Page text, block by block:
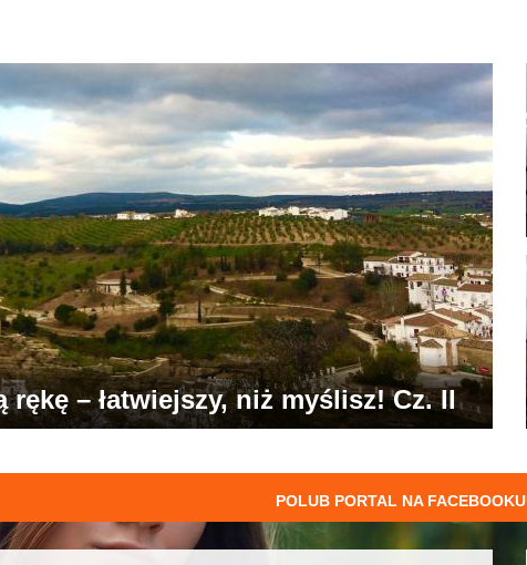
rękę – łatwiejszy, niż myślisz! Cz. II
POLUB PORTAL NA FACEBOOKU